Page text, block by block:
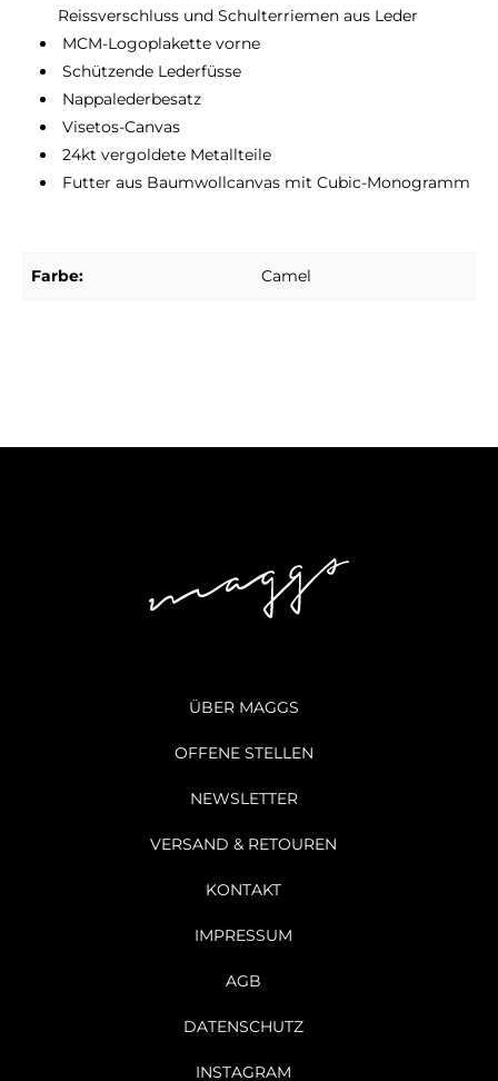
Reissverschluss und Schulterriemen aus Leder
MCM-Logoplakette vorne
Schützende Lederfüsse
Nappalederbesatz
Visetos-Canvas
24kt vergoldete Metallteile
Futter aus Baumwollcanvas mit Cubic-Monogramm
Farbe: Camel
ÜBER MAGGS
OFFENE STELLEN
NEWSLETTER
VERSAND & RETOUREN
KONTAKT
IMPRESSUM
AGB
DATENSCHUTZ
INSTAGRAM